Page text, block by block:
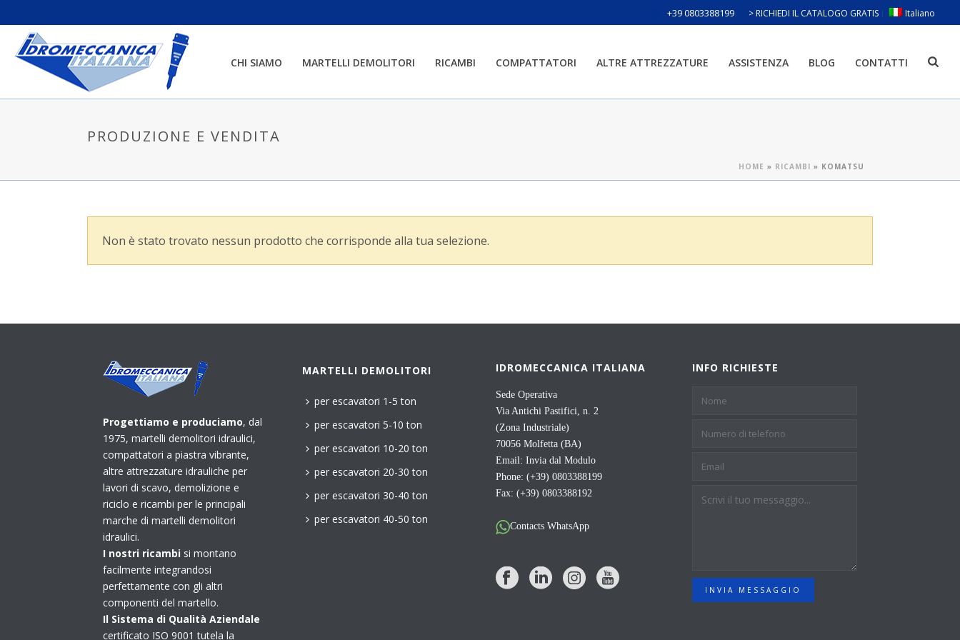
> RICHIEDI IL CATALOGO GRATIS Italiano
+39 0803388199
CHI SIAMO MARTELLI DEMOLITORI RICAMBI COMPATTATORI ALTRE ATTREZZATURE ASSISTENZA BLOG CONTATTI
PRODUZIONE E VENDITA
HOME » RICAMBI » KOMATSU
Non è stato trovato nessun prodotto che corrisponde alla tua selezione.
Progettiamo e produciamo, dal
1975, martelli demolitori idraulici,
compattatori a piastra vibrante,
altre attrezzature idrauliche per
lavori di scavo, demolizione e
riciclo e ricambi per le principali
marche di martelli demolitori
idraulici.
I nostri ricambi si montano
facilmente integrandosi
perfettamente con gli altri
componenti del martello.
Il Sistema di Qualità Aziendale
certificato ISO 9001 tutela la
MARTELLI DEMOLITORI
per escavatori 1-5 ton
per escavatori 5-10 ton
per escavatori 10-20 ton
per escavatori 20-30 ton
per escavatori 30-40 ton
per escavatori 40-50 ton
IDROMECCANICA ITALIANA
Sede Operativa
Via Antichi Pastifici, n. 2
(Zona Industriale)
70056 Molfetta (BA)
Email: Invia dal Modulo
Phone: (+39) 0803388199
Fax: (+39) 0803388192
Contacts WhatsApp
INFO RICHIESTE
INVIA MESSAGGIO